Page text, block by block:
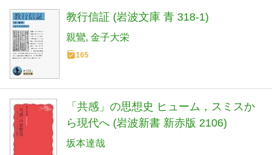
教行信証 (岩波文庫 青 318-1)
親鸞 金子大栄
165
「共感」の思想史 ヒューム，スミスか
ら現代へ (岩波新書 新赤版 2106)
坂本達哉